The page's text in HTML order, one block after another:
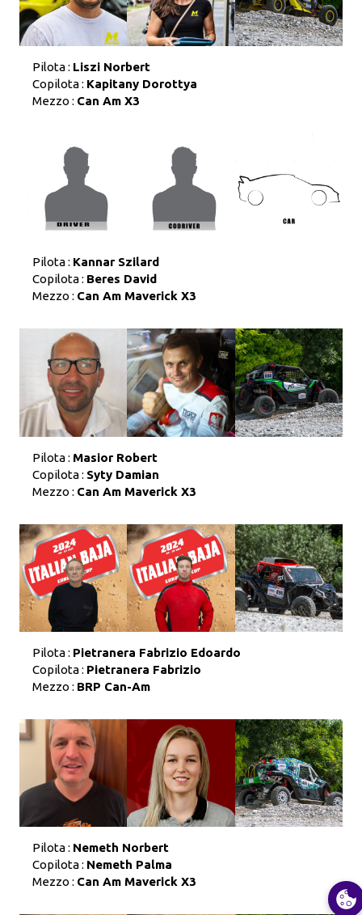
Pilota : Liszi Norbert
Copilota : Kapitany Dorottya
Mezzo : Can Am X3
Pilota : Kannar Szilard
Copilota : Beres David
Mezzo : Can Am Maverick X3
Pilota : Masior Robert
Copilota : Syty Damian
Mezzo : Can Am Maverick X3
Pilota : Pietranera Fabrizio Edoardo
Copilota : Pietranera Fabrizio
Mezzo : BRP Can-Am
Pilota : Nemeth Norbert
Copilota : Nemeth Palma
Mezzo : Can Am Maverick X3